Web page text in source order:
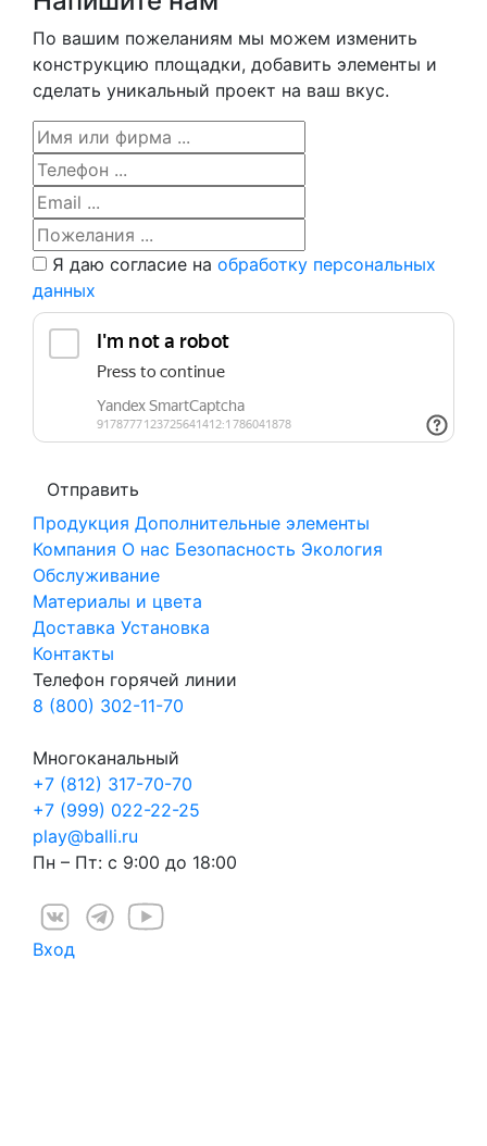
По вашим пожеланиям мы можем изменить
конструкцию площадки, добавить элементы и
сделать уникальный проект на ваш вкус.
Я даю согласие на обработку персональных
данных
Продукция Дополнительные элементы
Компания О нас Безопасность Экология
Обслуживание
Материалы и цвета
Доставка Установка
Контакты
Телефон горячей линии
8 (800) 302-11-70
Многоканальный
+7 (812) 317-70-70
+7 (999) 022-22-25
play@balli.ru
Пн – Пт: с 9:00 до 18:00
Вход